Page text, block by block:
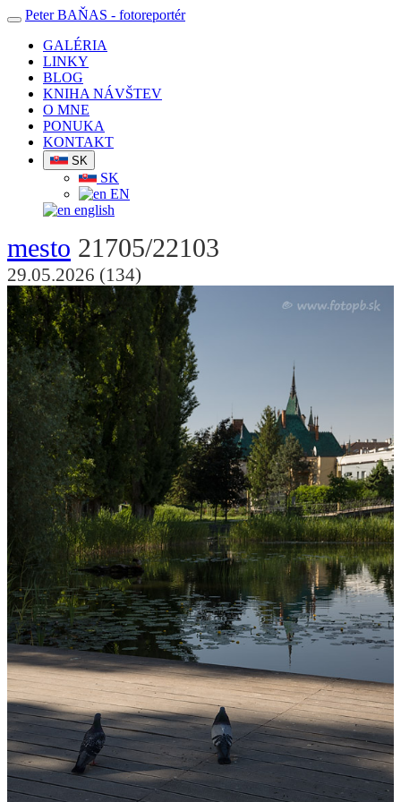
Peter BAŇAS - fotoreportér
GALÉRIA
LINKY
BLOG
KNIHA NÁVŠTEV
O MNE
PONUKA
KONTAKT
SK
SK
EN
english
mesto 21705/22103
29.05.2026 (134)